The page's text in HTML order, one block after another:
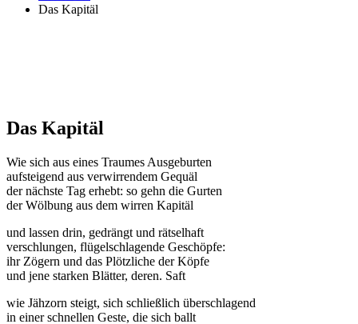
Das Kapitäl
Das Kapitäl
Wie sich aus eines Traumes Ausgeburten
aufsteigend aus verwirrendem Gequäl
der nächste Tag erhebt: so gehn die Gurten
der Wölbung aus dem wirren Kapitäl
und lassen drin, gedrängt und rätselhaft
verschlungen, flügelschlagende Geschöpfe:
ihr Zögern und das Plötzliche der Köpfe
und jene starken Blätter, deren. Saft
wie Jähzorn steigt, sich schließlich überschlagend
in einer schnellen Geste, die sich ballt